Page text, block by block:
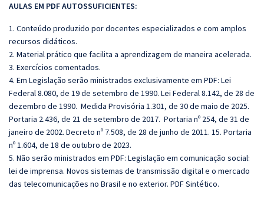
AULAS EM PDF AUTOSSUFICIENTES:
1. Conteúdo produzido por docentes especializados e com amplos
recursos didáticos.
2. Material prático que facilita a aprendizagem de maneira acelerada.
3. Exercícios comentados.
4. Em Legislação serão ministrados exclusivamente em PDF: Lei
Federal 8.080, de 19 de setembro de 1990. Lei Federal 8.142, de 28 de
dezembro de 1990. Medida Provisória 1.301, de 30 de maio de 2025.
Portaria 2.436, de 21 de setembro de 2017. Portaria nº 254, de 31 de
janeiro de 2002. Decreto nº 7.508, de 28 de junho de 2011. 15. Portaria
nº 1.604, de 18 de outubro de 2023.
5. Não serão ministrados em PDF: Legislação em comunicação social:
lei de imprensa. Novos sistemas de transmissão digital e o mercado
das telecomunicações no Brasil e no exterior. PDF Sintético.